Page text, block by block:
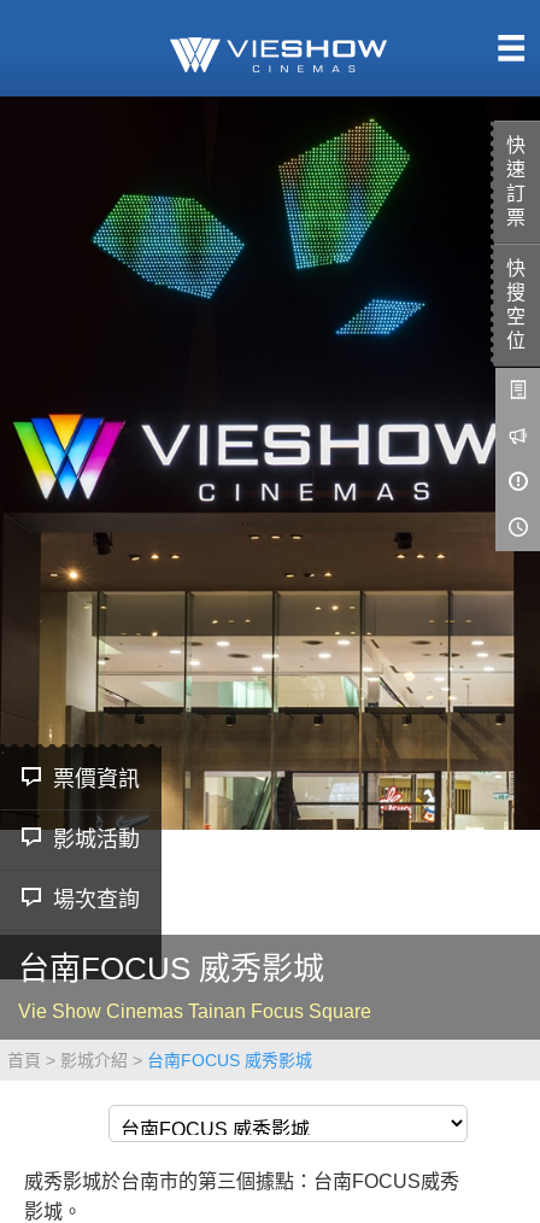
快
速
訂
票
快
搜
空
位
台南FOCUS 威秀影城
Vie Show Cinemas Tainan Focus Square
票價資訊
影城活動
場次查詢
首頁 影城介紹 台南FOCUS 威秀影城
威秀影城於台南市的第三個據點：台南FOCUS威秀
影城。
即將上映
TITAN SCREEN
GOLD CLASS
AD口述影像
LIVE演唱會
UNICORN
影城公告
影城活動
中獎名單
合作夥伴
商場活動